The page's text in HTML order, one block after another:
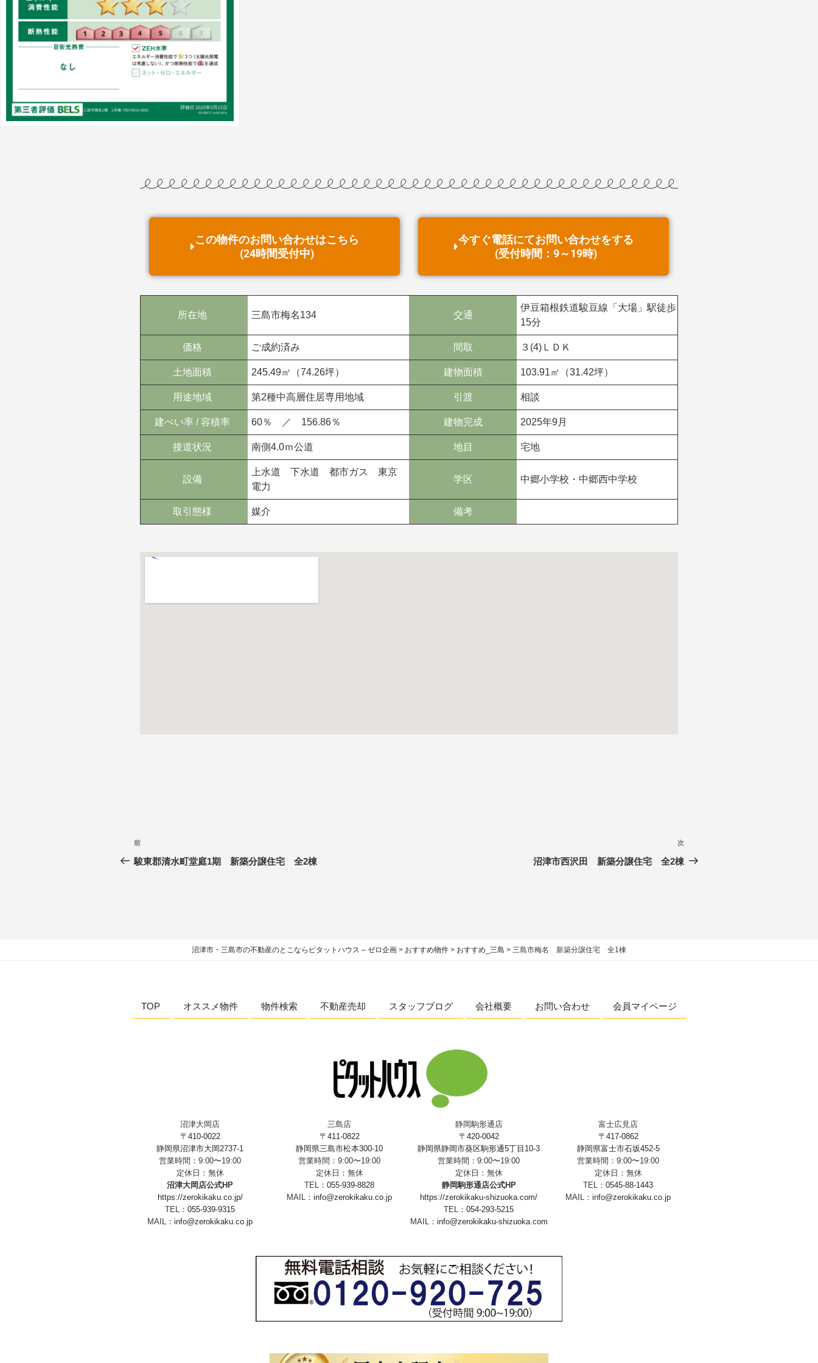
この物件のお問い合わせはこちら
(24時間受付中)
今すぐ電話にてお問い合わせをする
(受付時間：9～19時)
所在地 三島市梅名134 交通
伊豆箱根鉄道駿豆線「大場」駅徒歩
15分
価格 ご成約済み 間取 ３(4)ＬＤＫ
土地面積 245.49㎡（74.26坪） 建物面積 103.91㎡（31.42坪）
用途地域 第2種中高層住居専用地域 引渡 相談
建ぺい率 / 容積率 60％ ／ 156.86％ 建物完成 2025年9月
接道状況 南側4.0ｍ公道 地目 宅地
設備
上水道 下水道 都市ガス 東京
電力
学区 中郷小学校・中郷西中学校
取引態様 媒介 備考
前
駿東郡清水町堂庭1期 新築分譲住宅 全2棟
次
沼津市西沢田 新築分譲住宅 全2棟
沼津市・三島市の不動産のとこならピタットハウス – ゼロ企画 > おすすめ物件 > おすすめ_三島 > 三島市梅名 新築分譲住宅 全1棟
TOP オススメ物件 物件検索 不動産売却 スタッフブログ 会社概要 お問い合わせ 会員マイページ
沼津大岡店
〒410-0022
静岡県沼津市大岡2737-1
営業時間：9:00〜19:00
定休日：無休
沼津大岡店公式HP
https://zerokikaku.co.jp/
TEL： 055-939-9315
MAIL： info@zerokikaku.co.jp
三島店
〒411-0822
静岡県三島市松本300-10
営業時間：9:00〜19:00
定休日：無休
TEL： 055-939-8828
MAIL： info@zerokikaku.co.jp
静岡駒形通店
〒420-0042
静岡県静岡市葵区駒形通5丁目10-3
営業時間：9:00〜19:00
定休日：無休
静岡駒形通店公式HP
https://zerokikaku-shizuoka.com/
TEL： 054-293-5215
MAIL： info@zerokikaku-shizuoka.com
富士広見店
〒417-0862
静岡県富士市石坂452-5
営業時間：9:00〜19:00
定休日：無休
TEL： 0545-88-1443
MAIL： info@zerokikaku.co.jp